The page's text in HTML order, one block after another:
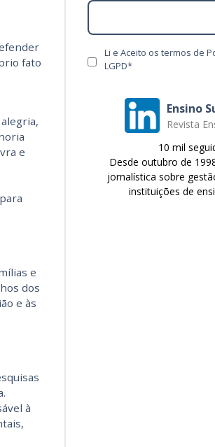
fato
e
e
dos
e às
à
Li e Aceito os termos de
LGPD*
Ensino
Revista
10 mil
Desde outubro de
jornalística sobre
instituições de